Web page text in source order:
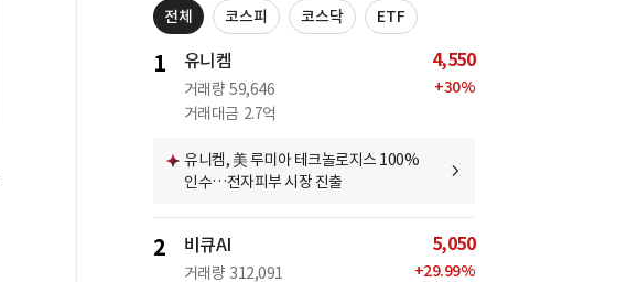
전체 코스피 코스닥 ETF
1 유니켐
거래량 59,646
거래대금 2.7억
4,550
+30%
유니켐, 美 루미아 테크놀로지스 100%
인수…전자피부 시장 진출
2 비큐AI
거래량 312,091
5,050
+29.99%